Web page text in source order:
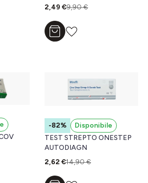
2,49 €9,90 €
Aggiungi al carrello
-82%
Disponibile
TEST STREPTO ONESTEP
AUTODIAGN
2,62 €14,90 €